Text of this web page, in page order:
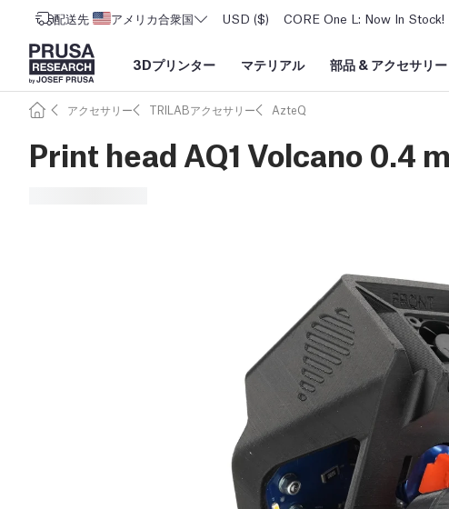
配送先 アメリカ合衆国 USD ($) CORE One L: Now In Stock!
3Dプリンター マテリアル 部品 & アクセサリー
アクセサリー TRILABアクセサリー AzteQ
Print head AQ1 Volcano 0.4